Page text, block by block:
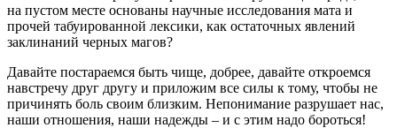
на пустом месте основаны научные исследования мата и
прочей табуированной лексики, как остаточных явлений
заклинаний черных магов?
Давайте постараемся быть чище, добрее, давайте откроемся
навстречу друг другу и приложим все силы к тому, чтобы не
причинять боль своим близким. Непонимание разрушает нас,
наши отношения, наши надежды – и с этим надо бороться!